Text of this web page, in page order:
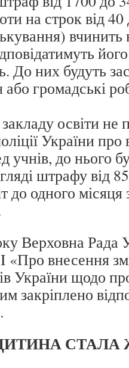
на строк від
вчинить
До них будуть
громадські
освіти не
України
учнів, до нього
штрафу від
до одного місяця
Верховна Рада
внесення
України щодо
закріплено
СТАЛА